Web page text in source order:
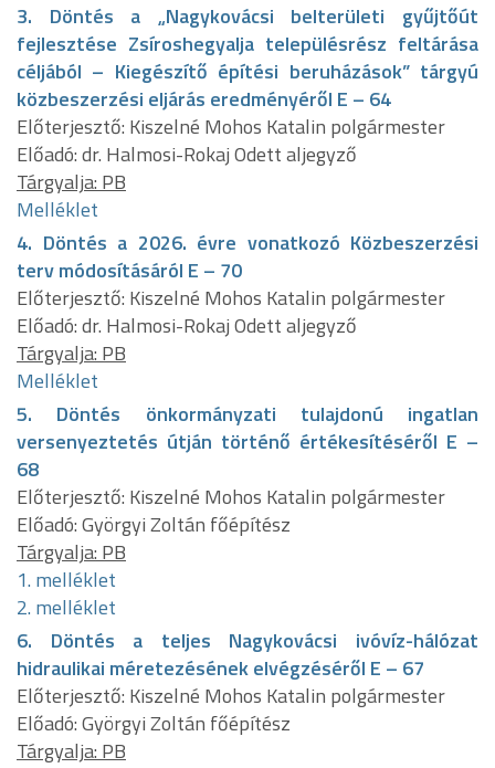
3. Döntés a „Nagykovácsi belterületi gyűjtőút
fejlesztése Zsíroshegyalja településrész feltárása
céljából – Kiegészítő építési beruházások” tárgyú
közbeszerzési eljárás eredményéről E – 64
Előterjesztő: Kiszelné Mohos Katalin polgármester
Előadó: dr. Halmosi-Rokaj Odett aljegyző
Tárgyalja: PB
Melléklet
4. Döntés a 2026. évre vonatkozó Közbeszerzési
terv módosításáról E – 70
Előterjesztő: Kiszelné Mohos Katalin polgármester
Előadó: dr. Halmosi-Rokaj Odett aljegyző
Tárgyalja: PB
Melléklet
5. Döntés önkormányzati tulajdonú ingatlan
versenyeztetés útján történő értékesítéséről E –
68
Előterjesztő: Kiszelné Mohos Katalin polgármester
Előadó: Györgyi Zoltán főépítész
Tárgyalja: PB
1. melléklet
2. melléklet
6. Döntés a teljes Nagykovácsi ivóvíz-hálózat
hidraulikai méretezésének elvégzéséről E – 67
Előterjesztő: Kiszelné Mohos Katalin polgármester
Előadó: Györgyi Zoltán főépítész
Tárgyalja: PB